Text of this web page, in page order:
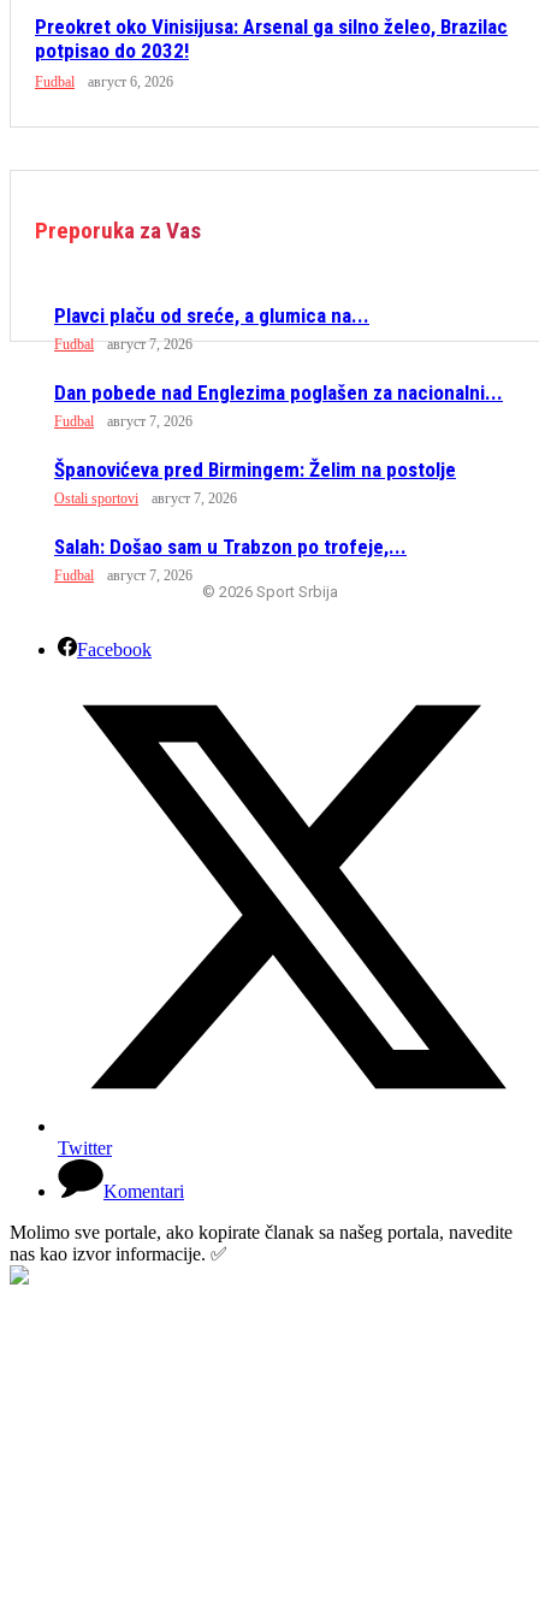
Preokret oko Vinisijusa: Arsenal ga silno želeo, Brazilac
potpisao do 2032!
Fudbal август 6, 2026
Preporuka za Vas
Plavci plaču od sreće, a glumica na...
Fudbal август 7, 2026
Dan pobede nad Englezima poglašen za nacionalni...
Fudbal август 7, 2026
Španovićeva pred Birmingem: Želim na postolje
Ostali sportovi август 7, 2026
Salah: Došao sam u Trabzon po trofeje,...
Fudbal август 7, 2026
© 2026 Sport Srbija
Facebook
Twitter
Komentari
Molimo sve portale, ako kopirate članak sa našeg portala, navedite
nas kao izvor informacije. ✅